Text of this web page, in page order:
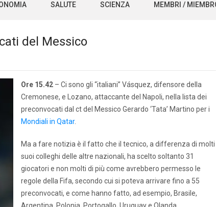
SALUTE SCIENZA MEMBRI /
del Messico
Ore 15.42 – Ci sono gli “italiani” Vásquez, difensore della
Cremonese, e Lozano, attaccante del Napoli, nella lista dei
preconvocati dal ct del Messico Gerardo ‘Tata’ Martino per i
Mondiali in Qatar.
Ma a fare notizia è il fatto che il tecnico, a differenza di molti
suoi colleghi delle altre nazionali, ha scelto soltanto 31
giocatori e non molti di più come avrebbero permesso le
regole della Fifa, secondo cui si poteva arrivare fino a 55
preconvocati, e come hanno fatto, ad esempio, Brasile,